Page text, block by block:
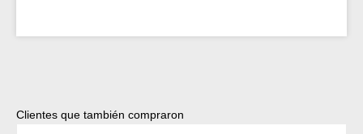
Omitir la galería de productos
Clientes que también compraron